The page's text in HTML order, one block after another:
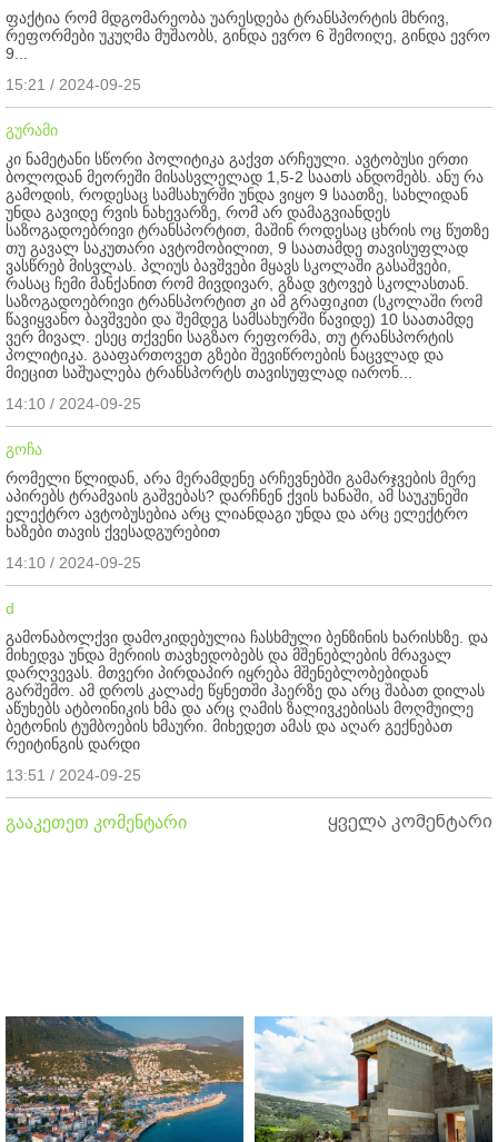
ფაქტია რომ მდგომარეობა უარესდება ტრანსპორტის მხრივ,
რეფორმები უკუღმა მუშაობს, გინდა ევრო 6 შემოიღე, გინდა ევრო
9...
15:21 / 2024-09-25
გურამი
კი ნამეტანი სწორი პოლიტიკა გაქვთ არჩეული. ავტობუსი ერთი
ბოლოდან მეორეში მისასვლელად 1,5-2 საათს ანდომებს. ანუ რა
გამოდის, როდესაც სამსახურში უნდა ვიყო 9 საათზე, სახლიდან
უნდა გავიდე რვის ნახევარზე, რომ არ დამაგვიანდეს
საზოგადოებრივი ტრანსპორტით, მაშინ როდესაც ცხრის ოც წუთზე
თუ გავალ საკუთარი ავტომობილით, 9 საათამდე თავისუფლად
ვასწრებ მისვლას. პლიუს ბავშვები მყავს სკოლაში გასაშვები,
რასაც ჩემი მანქანით რომ მივდივარ, გზად ვტოვებ სკოლასთან.
საზოგადოებრივი ტრანსპორტით კი ამ გრაფიკით (სკოლაში რომ
წავიყვანო ბავშვები და შემდეგ სამსახურში წავიდე) 10 საათამდე
ვერ მივალ. ესეც თქვენი საგზაო რეფორმა, თუ ტრანსპორტის
პოლიტიკა. გააფართოვეთ გზები შევიწროების ნაცვლად და
მიეცით საშუალება ტრანსპორტს თავისუფლად იარონ...
14:10 / 2024-09-25
გოჩა
რომელი წლიდან, არა მერამდენე არჩევნებში გამარჯვების მერე
აპირებს ტრამვაის გაშვებას? დარჩნენ ქვის ხანაში, ამ საუკუნეში
ელექტრო ავტობუსებია არც ლიანდაგი უნდა და არც ელექტრო
ხაზები თავის ქვესადგურებით
14:10 / 2024-09-25
d
გამონაბოლქვი დამოკიდებულია ჩასხმული ბენზინის ხარისხზე. და
მიხედვა უნდა მერიის თავხედობებს და მშენებლების მრავალ
დარღვევას. მთვერი პირდაპირ იყრება მშენებლობებიდან
გარშემო. ამ დროს კალაძე წყნეთში ჰაერზე და არც შაბათ დილას
აწუხებს ატბოინიკის ხმა და არც ღამის ზალივკებისას მოღმუილე
ბეტონის ტუმბოების ხმაური. მიხედეთ ამას და აღარ გექნებათ
რეიტინგის დარდი
13:51 / 2024-09-25
გააკეთეთ კომენტარი ყველა კომენტარი